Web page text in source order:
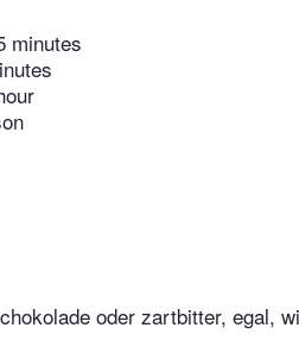
minutes
oder zartbitter, egal,